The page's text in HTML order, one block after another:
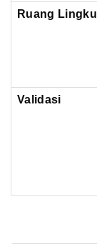
Ruang
Validasi